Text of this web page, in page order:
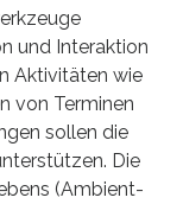
und Interaktion
Aktivitäten wie
von Terminen
sollen die
Die
(Ambient-